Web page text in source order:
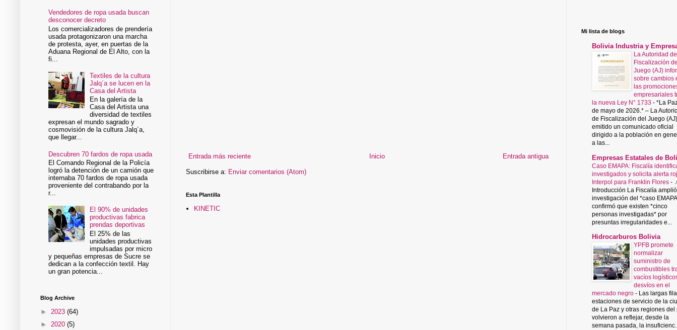
Entrada más reciente Entrada antigua
Inicio
Suscribirse a: Enviar comentarios (Atom)
Esta Plantilla
KINETIC
Vendedores de ropa usada buscan
desconocer decreto
Los comercializadores de prendería
usada protagonizaron una marcha
de protesta, ayer, en puertas de la
Aduana Regional de El Alto, con la
fi...
Textiles de la cultura
Jalq´a se lucen en la
Casa del Artista
En la galería de la
Casa del Artista una
diversidad de textiles
expresan el mundo sagrado y
cosmovisión de la cultura Jalq´a,
que llegar...
Descubren 70 fardos de ropa usada
El Comando Regional de la Policía
logró la detención de un camión que
internaba 70 fardos de ropa usada
proveniente del contrabando por la
r...
El 90% de unidades
productivas fabrica
prendas deportivas
El 25% de las
unidades productivas
impulsadas por micro
y pequeñas empresas de Sucre se
dedican a la confección textil. Hay
un gran potencia...
Blog Archive
► 2023 (64)
► 2020 (5)
Mi lista de blogs
Bolivia Industria y
La Autoridad de
Fiscalización
Juego (AJ)
sobre cambios
las
empresariales
la nueva Ley N° 1733 - *La
de mayo de 2026.* – La
de Fiscalización del Juego
emitido un comunicado oficial
dirigido a la población en
a las...
Empresas Estatales de
Caso EMAPA: Fiscalía
investigados y solicita alerta
Interpol para Franklin Flores -
Introducción La Fiscalía
investigación del *caso
confirmó que existen *cinco
personas investigadas* por
presuntas irregularidades e...
Hidrocarburos Bolivia
YPFB promete
normalizar
suministro de
combustibles
vacíos
desvíos en el
mercado negro - Las largas
estaciones de servicio de la
de La Paz y otras regiones del
volvieron a reflejar, desde la
semana pasada, la